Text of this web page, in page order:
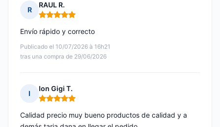
R
RAUL R.
Nota: 5 de 5
Publicado el 10/07/2026 à 16h21
tras una compra de 29/06/2026
Envío rápido y correcto
I
Ion Gigi T.
Nota: 5 de 5
Calidad precio muy bueno productos de calidad y a